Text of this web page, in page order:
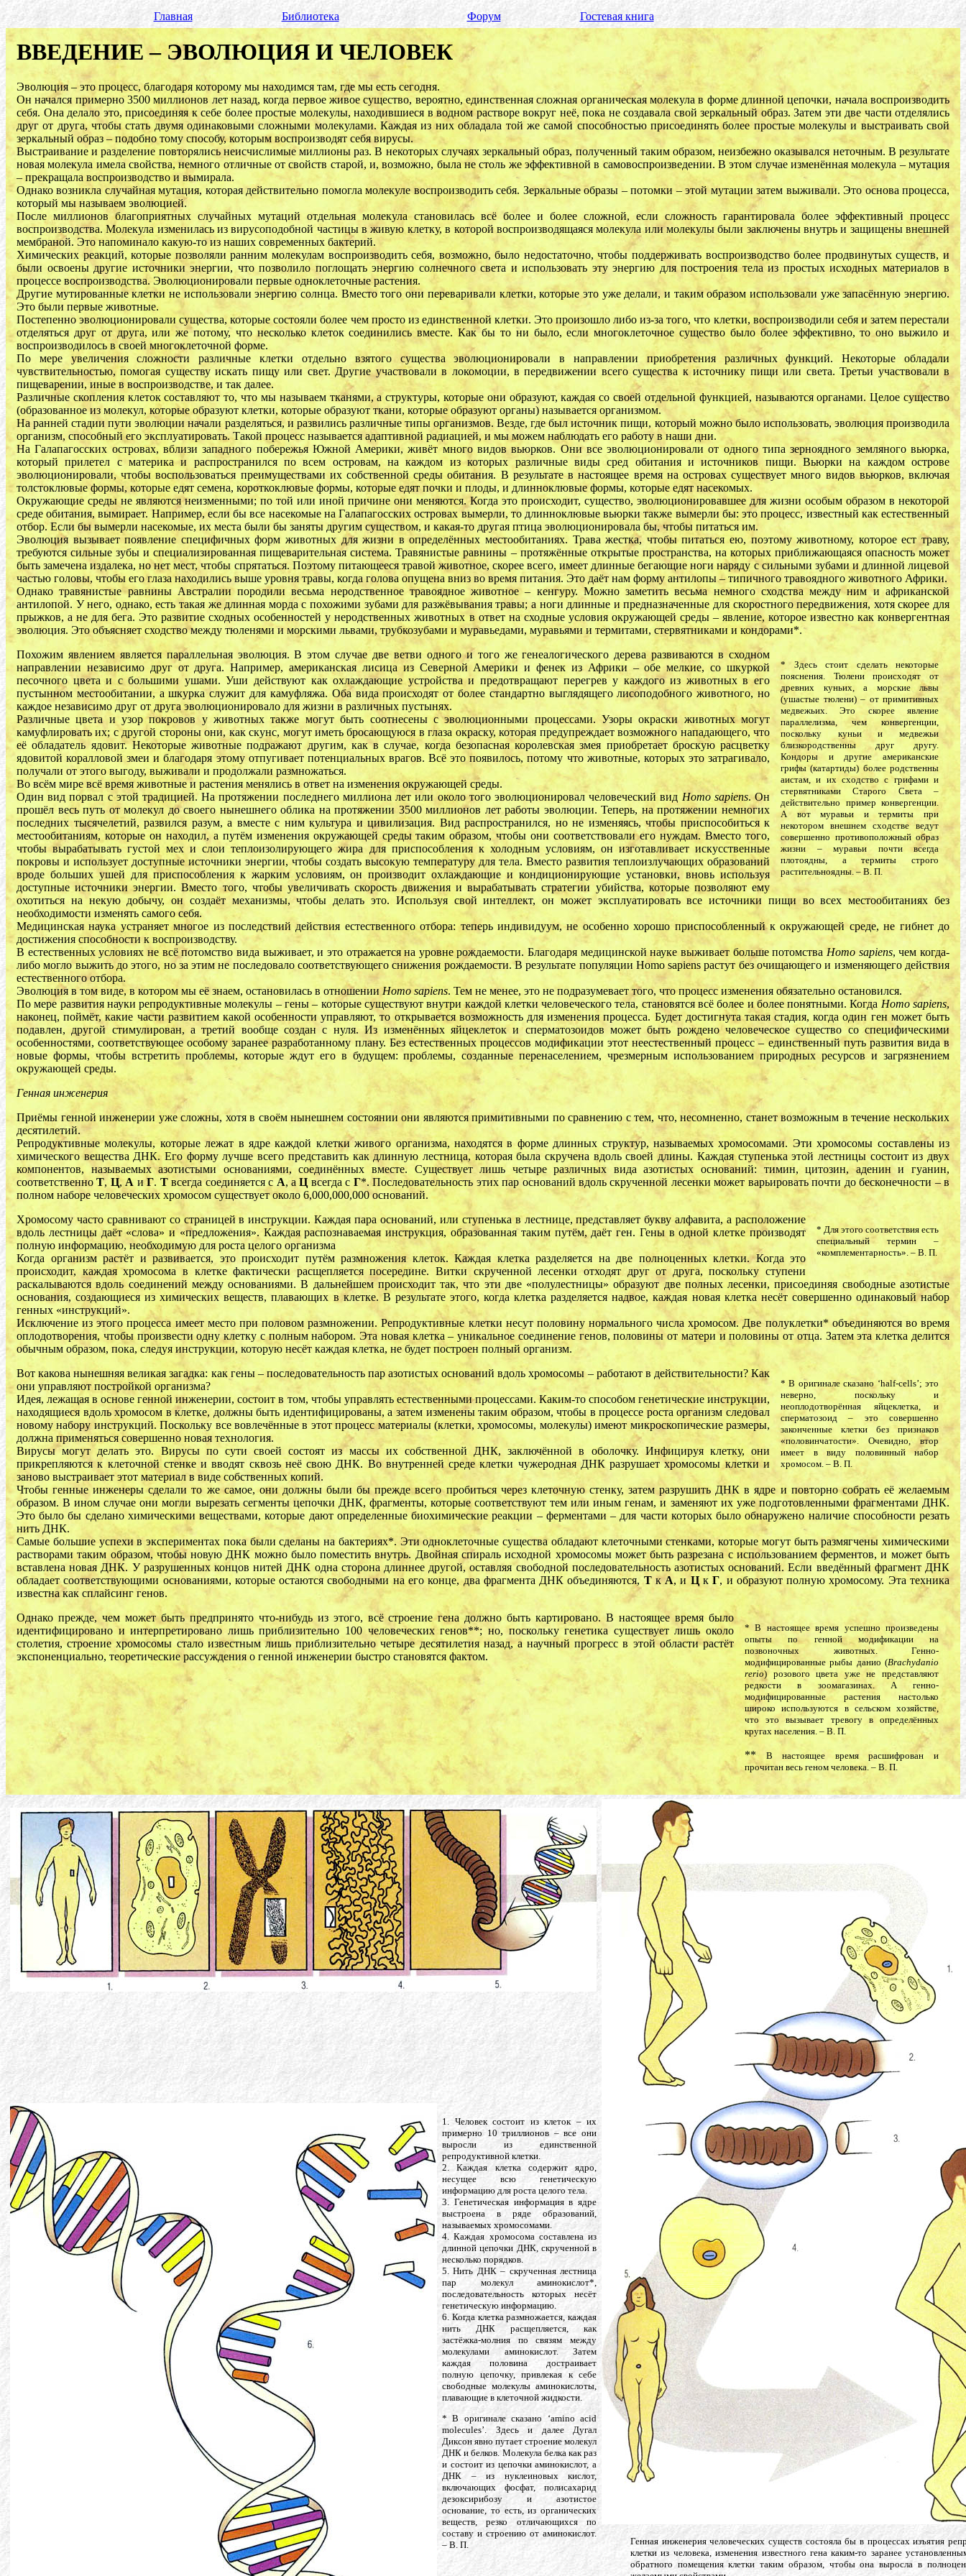
Главная Библиотека Форум Гостевая книга
ВВЕДЕНИЕ – ЭВОЛЮЦИЯ И ЧЕЛОВЕК
Эволюция – это процесс, благодаря которому мы находимся там, где мы есть сегодня.
Он начался примерно 3500 миллионов лет назад, когда первое живое существо, вероятно, единственная сложная органическая молекула в форме длинной цепочки, начала воспроизводить
себя. Она делало это, присоединяя к себе более простые молекулы, находившиеся в водном растворе вокруг неё, пока не создавала свой зеркальный образ. Затем эти две части отделялись
друг от друга, чтобы стать двумя одинаковыми сложными молекулами. Каждая из них обладала той же самой способностью присоединять более простые молекулы и выстраивать свой
зеркальный образ – подобно тому способу, которым воспроизводят себя вирусы.
Выстраивание и разделение повторялись неисчислимые миллионы раз. В некоторых случаях зеркальный образ, полученный таким образом, неизбежно оказывался неточным. В результате
новая молекула имела свойства, немного отличные от свойств старой, и, возможно, была не столь же эффективной в самовоспроизведении. В этом случае изменённая молекула – мутация
– прекращала воспроизводство и вымирала.
Однако возникла случайная мутация, которая действительно помогла молекуле воспроизводить себя. Зеркальные образы – потомки – этой мутации затем выживали. Это основа процесса,
который мы называем эволюцией.
После миллионов благоприятных случайных мутаций отдельная молекула становилась всё более и более сложной, если сложность гарантировала более эффективный процесс
воспроизводства. Молекула изменилась из вирусоподобной частицы в живую клетку, в которой воспроизводящаяся молекула или молекулы были заключены внутрь и защищены внешней
мембраной. Это напоминало какую-то из наших современных бактерий.
Химических реакций, которые позволяли ранним молекулам воспроизводить себя, возможно, было недостаточно, чтобы поддерживать воспроизводство более продвинутых существ, и
были освоены другие источники энергии, что позволило поглощать энергию солнечного света и использовать эту энергию для построения тела из простых исходных материалов в
процессе воспроизводства. Эволюционировали первые одноклеточные растения.
Другие мутированные клетки не использовали энергию солнца. Вместо того они переваривали клетки, которые это уже делали, и таким образом использовали уже запасённую энергию.
Это были первые животные.
Постепенно эволюционировали существа, которые состояли более чем просто из единственной клетки. Это произошло либо из-за того, что клетки, воспроизводили себя и затем перестали
отделяться друг от друга, или же потому, что несколько клеток соединились вместе. Как бы то ни было, если многоклеточное существо было более эффективно, то оно выжило и
воспроизводилось в своей многоклеточной форме.
По мере увеличения сложности различные клетки отдельно взятого существа эволюционировали в направлении приобретения различных функций. Некоторые обладали
чувствительностью, помогая существу искать пищу или свет. Другие участвовали в локомоции, в передвижении всего существа к источнику пищи или света. Третьи участвовали в
пищеварении, иные в воспроизводстве, и так далее.
Различные скопления клеток составляют то, что мы называем тканями, а структуры, которые они образуют, каждая со своей отдельной функцией, называются органами. Целое существо
(образованное из молекул, которые образуют клетки, которые образуют ткани, которые образуют органы) называется организмом.
На ранней стадии пути эволюции начали разделяться, и развились различные типы организмов. Везде, где был источник пищи, который можно было использовать, эволюция производила
организм, способный его эксплуатировать. Такой процесс называется адаптивной радиацией, и мы можем наблюдать его работу в наши дни.
На Галапагосских островах, вблизи западного побережья Южной Америки, живёт много видов вьюрков. Они все эволюционировали от одного типа зерноядного земляного вьюрка,
который прилетел с материка и распространился по всем островам, на каждом из которых различные виды сред обитания и источников пищи. Вьюрки на каждом острове
эволюционировали, чтобы воспользоваться преимуществами их собственной среды обитания. В результате в настоящее время на островах существует много видов вьюрков, включая
толстоклювые формы, которые едят семена, короткоклювые формы, которые едят почки и плоды, и длинноклювые формы, которые едят насекомых.
Окружающие среды не являются неизменными; по той или иной причине они меняются. Когда это происходит, существо, эволюционировавшее для жизни особым образом в некоторой
среде обитания, вымирает. Например, если бы все насекомые на Галапагосских островах вымерли, то длинноклювые вьюрки также вымерли бы: это процесс, известный как естественный
отбор. Если бы вымерли насекомые, их места были бы заняты другим существом, и какая-то другая птица эволюционировала бы, чтобы питаться им.
Эволюция вызывает появление специфичных форм животных для жизни в определённых местообитаниях. Трава жестка, чтобы питаться ею, поэтому животному, которое ест траву,
требуются сильные зубы и специализированная пищеварительная система. Травянистые равнины – протяжённые открытые пространства, на которых приближающаяся опасность может
быть замечена издалека, но нет мест, чтобы спрятаться. Поэтому питающееся травой животное, скорее всего, имеет длинные бегающие ноги наряду с сильными зубами и длинной лицевой
частью головы, чтобы его глаза находились выше уровня травы, когда голова опущена вниз во время питания. Это даёт нам форму антилопы – типичного травоядного животного Африки.
Однако травянистые равнины Австралии породили весьма неродственное травоядное животное – кенгуру. Можно заметить весьма немного сходства между ним и африканской
антилопой. У него, однако, есть такая же длинная морда с похожими зубами для разжёвывания травы; а ноги длинные и предназначенные для скоростного передвижения, хотя скорее для
прыжков, а не для бега. Это развитие сходных особенностей у неродственных животных в ответ на сходные условия окружающей среды – явление, которое известно как конвергентная
эволюция. Это объясняет сходство между тюленями и морскими львами, трубкозубами и муравьедами, муравьями и термитами, стервятниками и кондорами*.
* Здесь стоит сделать некоторые
пояснения. Тюлени происходят от
древних куньих, а морские львы
(ушастые тюлени) – от примитивных
медвежьих. Это скорее явление
параллелизма, чем конвергенции,
поскольку куньи и медвежьи
близкородственны друг другу.
Кондоры и другие американские
грифы (катартиды) более родственны
аистам, и их сходство с грифами и
стервятниками Старого Света –
действительно пример конвергенции.
А вот муравьи и термиты при
некотором внешнем сходстве ведут
совершенно противоположный образ
жизни – муравьи почти всегда
плотоядны, а термиты строго
растительноядны. – В. П.
Похожим явлением является параллельная эволюция. В этом случае две ветви одного и того же генеалогического дерева развиваются в сходном
направлении независимо друг от друга. Например, американская лисица из Северной Америки и фенек из Африки – обе мелкие, со шкуркой
песочного цвета и с большими ушами. Уши действуют как охлаждающие устройства и предотвращают перегрев у каждого из животных в его
пустынном местообитании, а шкурка служит для камуфляжа. Оба вида происходят от более стандартно выглядящего лисоподобного животного, но
каждое независимо друг от друга эволюционировало для жизни в различных пустынях.
Различные цвета и узор покровов у животных также могут быть соотнесены с эволюционными процессами. Узоры окраски животных могут
камуфлировать их; с другой стороны они, как скунс, могут иметь бросающуюся в глаза окраску, которая предупреждает возможного нападающего, что
её обладатель ядовит. Некоторые животные подражают другим, как в случае, когда безопасная королевская змея приобретает броскую расцветку
ядовитой коралловой змеи и благодаря этому отпугивает потенциальных врагов. Всё это появилось, потому что животные, которых это затрагивало,
получали от этого выгоду, выживали и продолжали размножаться.
Во всём мире всё время животные и растения менялись в ответ на изменения окружающей среды.
Один вид порвал с этой традицией. На протяжении последнего миллиона лет или около того эволюционировал человеческий вид Homo sapiens. Он
прошёл весь путь от молекул до своего нынешнего облика на протяжении 3500 миллионов лет работы эволюции. Теперь, на протяжении немногих
последних тысячелетий, развился разум, а вместе с ним культура и цивилизация. Вид распространился, но не изменяясь, чтобы приспособиться к
местообитаниям, которые он находил, а путём изменения окружающей среды таким образом, чтобы они соответствовали его нуждам. Вместо того,
чтобы вырабатывать густой мех и слои теплоизолирующего жира для приспособления к холодным условиям, он изготавливает искусственные
покровы и использует доступные источники энергии, чтобы создать высокую температуру для тела. Вместо развития теплоизлучающих образований
вроде больших ушей для приспособления к жарким условиям, он производит охлаждающие и кондиционирующие установки, вновь используя
доступные источники энергии. Вместо того, чтобы увеличивать скорость движения и вырабатывать стратегии убийства, которые позволяют ему
охотиться на некую добычу, он создаёт механизмы, чтобы делать это. Используя свой интеллект, он может эксплуатировать все источники пищи во всех местообитаниях без
необходимости изменять самого себя.
Медицинская наука устраняет многое из последствий действия естественного отбора: теперь индивидуум, не особенно хорошо приспособленный к окружающей среде, не гибнет до
достижения способности к воспроизводству.
В естественных условиях не всё потомство вида выживает, и это отражается на уровне рождаемости. Благодаря медицинской науке выживает больше потомстваHomo sapiens, чем когда-
либо могло выжить до этого, но за этим не последовало соответствующего снижения рождаемости. В результате популяции Homo sapiens растут без очищающего и изменяющего действия
естественного отбора.
Эволюция в том виде, в котором мы её знаем, остановилась в отношенииHomo sapiens. Тем не менее, это не подразумевает того, что процесс изменения обязательно остановился.
По мере развития науки репродуктивные молекулы – гены – которые существуют внутри каждой клетки человеческого тела, становятся всё более и более понятными. Когда Homo sapiens,
наконец, поймёт, какие части развитием какой особенности управляют, то открывается возможность для изменения процесса. Будет достигнута такая стадия, когда один ген может быть
подавлен, другой стимулирован, а третий вообще создан с нуля. Из изменённых яйцеклеток и сперматозоидов может быть рождено человеческое существо со специфическими
особенностями, соответствующее особому заранее разработанному плану. Без естественных процессов модификации этот неестественный процесс – единственный путь развития вида в
новые формы, чтобы встретить проблемы, которые ждут его в будущем: проблемы, созданные перенаселением, чрезмерным использованием природных ресурсов и загрязнением
окружающей среды.
Генная инженерия
Приёмы генной инженерии уже сложны, хотя в своём нынешнем состоянии они являются примитивными по сравнению с тем, что, несомненно, станет возможным в течение нескольких
десятилетий.
Репродуктивные молекулы, которые лежат в ядре каждой клетки живого организма, находятся в форме длинных структур, называемых хромосомами. Эти хромосомы составлены из
химического вещества ДНК. Его форму лучше всего представить как длинную лестница, которая была скручена вдоль своей длины. Каждая ступенька этой лестницы состоит из двух
компонентов, называемых азотистыми основаниями, соединённых вместе. Существует лишь четыре различных вида азотистых оснований: тимин, цитозин, аденин и гуанин,
соответственноТ, Ц,А иГ. Tвсегда соединяется с A, аЦвсегда с Г*. Последовательность этих пар оснований вдоль скрученной лесенки может варьировать почти до бесконечности – в
полном наборе человеческих хромосом существует около 6,000,000,000 оснований.
* Для этого соответствия есть
специальный термин –
«комплементарность». – В. П.
Хромосому часто сравнивают со страницей в инструкции. Каждая пара оснований, или ступенька в лестнице, представляет букву алфавита, а расположение
вдоль лестницы даёт «слова» и «предложения». Каждая распознаваемая инструкция, образованная таким путём, даёт ген. Гены в одной клетке производят
полную информацию, необходимую для роста целого организма
Когда организм растёт и развивается, это происходит путём размножения клеток. Каждая клетка разделяется на две полноценных клетки. Когда это
происходит, каждая хромосома в клетке фактически расщепляется посередине. Витки скрученной лесенки отходят друг от друга, поскольку ступени
раскалываются вдоль соединений между основаниями. В дальнейшем происходит так, что эти две «полулестницы» образуют две полных лесенки, присоединяя свободные азотистые
основания, создающиеся из химических веществ, плавающих в клетке. В результате этого, когда клетка разделяется надвое, каждая новая клетка несёт совершенно одинаковый набор
генных «инструкций».
Исключение из этого процесса имеет место при половом размножении. Репродуктивные клетки несут половину нормального числа хромосом. Две полуклетки* объединяются во время
оплодотворения, чтобы произвести одну клетку с полным набором. Эта новая клетка – уникальное соединение генов, половины от матери и половины от отца. Затем эта клетка делится
обычным образом, пока, следуя инструкции, которую несёт каждая клетка, не будет построен полный организм.
* В оригинале сказано ‘half-cells’; это
неверно, поскольку и
неоплодотворённая яйцеклетка, и
сперматозоид – это совершенно
законченные клетки без признаков
«половинчатости». Очевидно, втор
имеет в виду половинный набор
хромосом. – В. П.
Вот какова нынешняя великая загадка: как гены – последовательность пар азотистых оснований вдоль хромосомы – работают в действительности? Как
они управляют постройкой организма?
Идея, лежащая в основе генной инженерии, состоит в том, чтобы управлять естественными процессами. Каким-то способом генетические инструкции,
находящиеся вдоль хромосом в клетке, должны быть идентифицированы, а затем изменены таким образом, чтобы в процессе роста организм следовал
новому набору инструкций. Поскольку все вовлечённые в этот процесс материалы (клетки, хромосомы, молекулы) имеют микроскопические размеры,
должна применяться совершенно новая технология.
Вирусы могут делать это. Вирусы по сути своей состоят из массы их собственной ДНК, заключённой в оболочку. Инфицируя клетку, они
прикрепляются к клеточной стенке и вводят сквозь неё свою ДНК. Во внутренней среде клетки чужеродная ДНК разрушает хромосомы клетки и
заново выстраивает этот материал в виде собственных копий.
Чтобы генные инженеры сделали то же самое, они должны были бы прежде всего пробиться через клеточную стенку, затем разрушить ДНК в ядре и повторно собрать её желаемым
образом. В ином случае они могли вырезать сегменты цепочки ДНК, фрагменты, которые соответствуют тем или иным генам, и заменяют их уже подготовленными фрагментами ДНК.
Это было бы сделано химическими веществами, которые дают определенные биохимические реакции – ферментами – для части которых было обнаружено наличие способности резать
нить ДНК.
Самые большие успехи в экспериментах пока были сделаны на бактериях*. Эти одноклеточные существа обладают клеточными стенками, которые могут быть размягчены химическими
растворами таким образом, чтобы новую ДНК можно было поместить внутрь. Двойная спираль исходной хромосомы может быть разрезана с использованием ферментов, и может быть
вставлена новая ДНК. У разрушенных концов нитей ДНК одна сторона длиннее другой, оставляя свободной последовательность азотистых оснований. Если введённый фрагмент ДНК
обладает соответствующими основаниями, которые остаются свободными на его конце, два фрагмента ДНК объединяются,ТкA, и ЦкГ, и образуют полную хромосому. Эта техника
известна как сплайсинг генов.
* В настоящее время успешно произведены
опыты по генной модификации на
позвоночных животных. Генно-
модифицированные рыбы данио (Brachydanio
rerio) розового цвета уже не представляют
редкости в зоомагазинах. А генно-
модифицированные растения настолько
широко используются в сельском хозяйстве,
что это вызывает тревогу в определённых
кругах населения. – В. П.
** В настоящее время расшифрован и
прочитан весь геном человека. – В. П.
Однако прежде, чем может быть предпринято что-нибудь из этого, всё строение гена должно быть картировано. В настоящее время было
идентифицировано и интерпретировано лишь приблизительно 100 человеческих генов**; но, поскольку генетика существует лишь около
столетия, строение хромосомы стало известным лишь приблизительно четыре десятилетия назад, а научный прогресс в этой области растёт
экспоненциально, теоретические рассуждения о генной инженерии быстро становятся фактом.
Генная инженерия человеческих существ состояла бы в процессах изъятия
клетки из человека, изменения известного гена каким-то заранее
обратного помещения клетки таким образом, чтобы она выросла в
1. Человек состоит из клеток – их
примерно 10 триллионов – все они
выросли из единственной
репродуктивной клетки.
2. Каждая клетка содержит ядро,
несущее всю генетическую
информацию для роста целого тела.
3. Генетическая информация в ядре
выстроена в ряде образований,
называемых хромосомами.
4. Каждая хромосома составлена из
длинной цепочки ДНК, скрученной в
несколько порядков.
5. Нить ДНК – скрученная лестница
пар молекул аминокислот*,
последовательность которых несёт
генетическую информацию.
6. Когда клетка размножается, каждая
нить ДНК расщепляется, как
застёжка-молния по связям между
молекулами аминокислот. Затем
каждая половина достраивает
полную цепочку, привлекая к себе
свободные молекулы аминокислоты,
плавающие в клеточной жидкости.
* В оригинале сказано ‘amino acid
molecules’. Здесь и далее Дугал
Диксон явно путает строение молекул
ДНК и белков. Молекула белка как раз
и состоит из цепочки аминокислот, а
ДНК – из нуклеиновых кислот,
включающих фосфат, полисахарид
дезоксирибозу и азотистое
основание, то есть, из органических
веществ, резко отличающихся по
составу и строению от аминокислот.
– В. П.